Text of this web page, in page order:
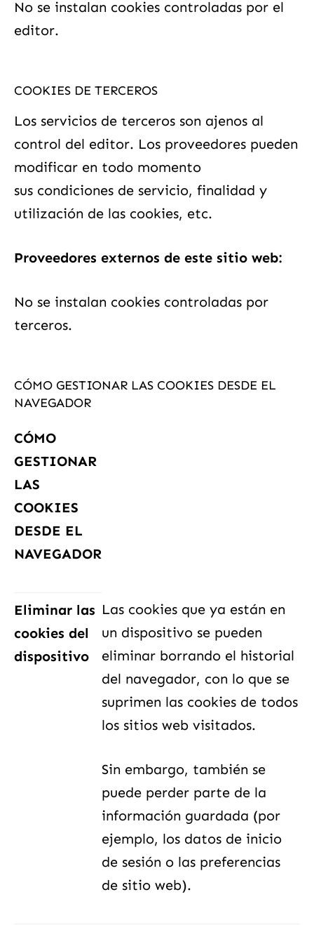
No se instalan cookies controladas por el
editor.
COOKIES DE TERCEROS
Los servicios de terceros son ajenos al
control del editor. Los proveedores pueden
modificar en todo momento
sus condiciones de servicio, finalidad y
utilización de las cookies, etc.
Proveedores externos de este sitio web:
No se instalan cookies controladas por
terceros.
CÓMO GESTIONAR LAS COOKIES DESDE EL
NAVEGADOR
CÓMO
GESTIONAR
LAS
COOKIES
DESDE EL
NAVEGADOR
Eliminar las
cookies del
dispositivo
Las cookies que ya están en
un dispositivo se pueden
eliminar borrando el historial
del navegador, con lo que se
suprimen las cookies de todos
los sitios web visitados.
Sin embargo, también se
puede perder parte de la
información guardada (por
ejemplo, los datos de inicio
de sesión o las preferencias
de sitio web).